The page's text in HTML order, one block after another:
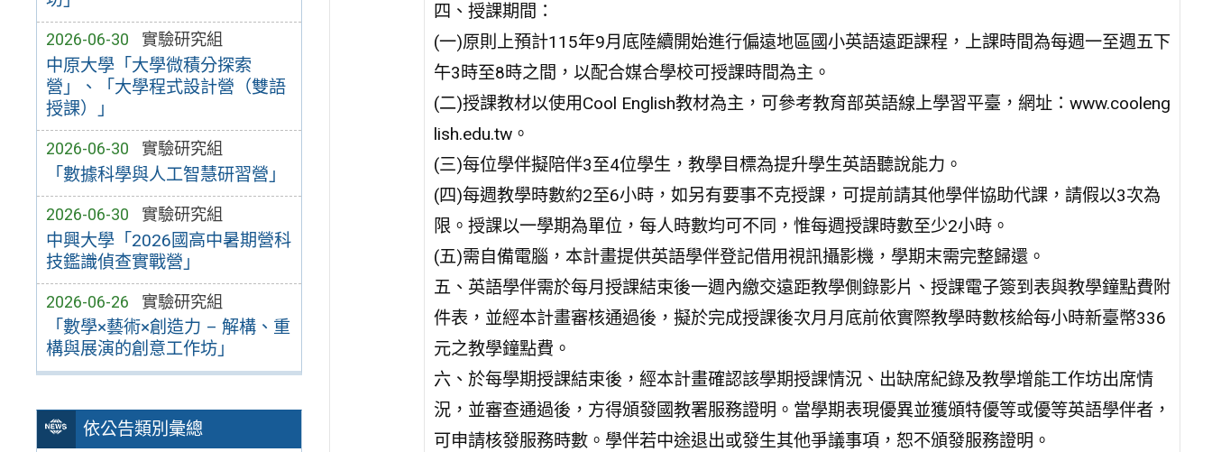
2026-06-30 實驗研究組
中原大學「大學微積分探索
營」、「大學程式設計營（雙語
授課）」
2026-06-30 實驗研究組
「數據科學與人工智慧研習營」
2026-06-30 實驗研究組
中興大學「2026國高中暑期營科
技鑑識偵查實戰營」
2026-06-26 實驗研究組
「數學×藝術×創造力 – 解構、重
構與展演的創意工作坊」
依公告類別彙總
四、授課期間：
(一)原則上預計115年9月底陸續開始進行偏遠地區國小英語遠距課程，上課時間為每週一至週五下
午3時至8時之間，以配合媒合學校可授課時間為主。
(二)授課教材以使用Cool English教材為主，可參考教育部英語線上學習平臺，網址：www.cooleng
lish.edu.tw。
(三)每位學伴擬陪伴3至4位學生，教學目標為提升學生英語聽說能力。
(四)每週教學時數約2至6小時，如另有要事不克授課，可提前請其他學伴協助代課，請假以3次為
限。授課以一學期為單位，每人時數均可不同，惟每週授課時數至少2小時。
(五)需自備電腦，本計畫提供英語學伴登記借用視訊攝影機，學期末需完整歸還。
五、英語學伴需於每月授課結束後一週內繳交遠距教學側錄影片、授課電子簽到表與教學鐘點費附
件表，並經本計畫審核通過後，擬於完成授課後次月月底前依實際教學時數核給每小時新臺幣336
元之教學鐘點費。
六、於每學期授課結束後，經本計畫確認該學期授課情況、出缺席紀錄及教學增能工作坊出席情
況，並審查通過後，方得頒發國教署服務證明。當學期表現優異並獲頒特優等或優等英語學伴者，
可申請核發服務時數。學伴若中途退出或發生其他爭議事項，恕不頒發服務證明。